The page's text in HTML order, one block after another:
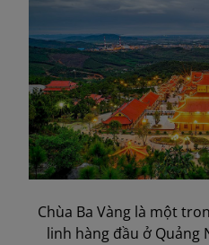
Chùa Ba Vàng là một
linh hàng đầu ở Quảng